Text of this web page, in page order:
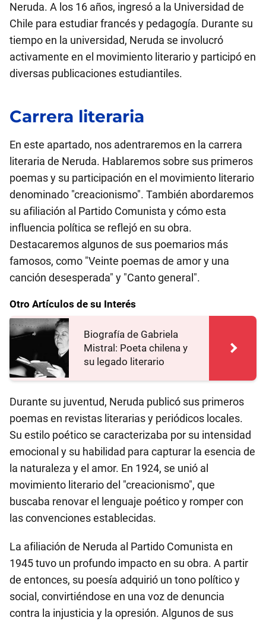
Neruda. A los 16 años, ingresó a la Universidad de
Chile para estudiar francés y pedagogía. Durante su
tiempo en la universidad, Neruda se involucró
activamente en el movimiento literario y participó en
diversas publicaciones estudiantiles.
Carrera literaria
En este apartado, nos adentraremos en la carrera
literaria de Neruda. Hablaremos sobre sus primeros
poemas y su participación en el movimiento literario
denominado "creacionismo". También abordaremos
su afiliación al Partido Comunista y cómo esta
influencia política se reflejó en su obra.
Destacaremos algunos de sus poemarios más
famosos, como "Veinte poemas de amor y una
canción desesperada" y "Canto general".
Otro Artículos de su Interés
Biografía de Gabriela
Mistral: Poeta chilena y
su legado literario
Durante su juventud, Neruda publicó sus primeros
poemas en revistas literarias y periódicos locales.
Su estilo poético se caracterizaba por su intensidad
emocional y su habilidad para capturar la esencia de
la naturaleza y el amor. En 1924, se unió al
movimiento literario del "creacionismo", que
buscaba renovar el lenguaje poético y romper con
las convenciones establecidas.
La afiliación de Neruda al Partido Comunista en
1945 tuvo un profundo impacto en su obra. A partir
de entonces, su poesía adquirió un tono político y
social, convirtiéndose en una voz de denuncia
contra la injusticia y la opresión. Algunos de sus